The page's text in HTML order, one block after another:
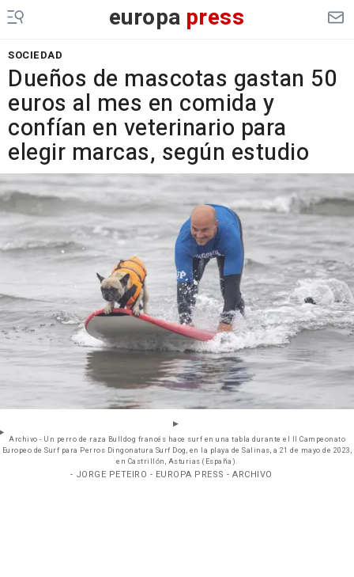
europa press
SOCIEDAD
Dueños de mascotas gastan 50
euros al mes en comida y
confían en veterinario para
elegir marcas, según estudio
Archivo - Un perro de raza Bulldog francés hace surf en una tabla durante el II Campeonato
Europeo de Surf para Perros Dingonatura Surf Dog, en la playa de Salinas, a 21 de mayo de 2023,
en Castrillón, Asturias (España).
- JORGE PETEIRO - EUROPA PRESS - ARCHIVO